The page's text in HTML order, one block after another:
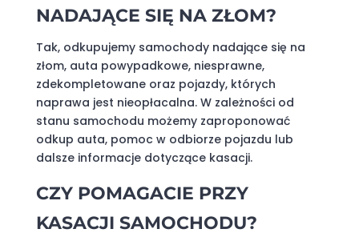
NADAJĄCE SIĘ NA ZŁOM?
Tak, odkupujemy samochody nadające się na
złom, auta powypadkowe, niesprawne,
zdekompletowane oraz pojazdy, których
naprawa jest nieopłacalna. W zależności od
stanu samochodu możemy zaproponować
odkup auta, pomoc w odbiorze pojazdu lub
dalsze informacje dotyczące kasacji.
CZY POMAGACIE PRZY
KASACJI SAMOCHODU?